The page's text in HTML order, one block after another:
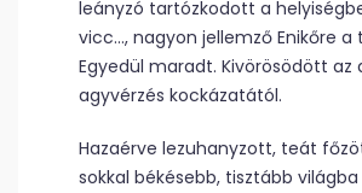
leányzó tartózkodott a
vicc…, nagyon jellemző Enikőre
Egyedül maradt. Kivörösödött
agyvérzés kockázatától.
Hazaérve lezuhanyzott, teát
sokkal békésebb, tisztább